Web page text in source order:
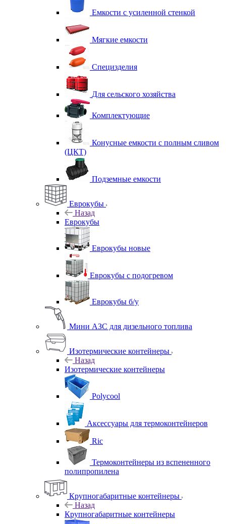
Емкости с усиленной стенкой
Мягкие емкости
Специзделия
Для сельского хозяйства
Комплектующие
Конусные емкости с полным сливом
(ЦКТ)
Подземные емкости
Еврокубы
Назад
Еврокубы
Еврокубы новые
Еврокубы с подогревом
Еврокубы б/у
Мини АЗС для дизельного топлива
Изотермические контейнеры
Назад
Изотермические контейнеры
Polycool
Аксессуары для термоконтейнеров
Ric
Термоконтейнеры из вспененного
полипропилена
Крупногабаритные контейнеры
Назад
Крупногабаритные контейнеры